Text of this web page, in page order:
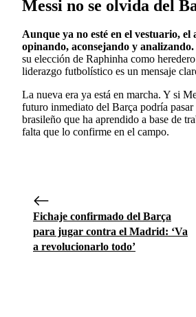
Messi no se olvida del
Aunque ya no esté en el vestuario, el
opinando, aconsejando y analizando.
su elección de Raphinha como
liderazgo futbolístico es un mensaje
La nueva era ya está en marcha. Y si
futuro inmediato del Barça podría pasar
brasileño que ha aprendido a base de
falta que lo confirme en el campo.
Fichaje confirmado del Barça
para jugar contra el Madrid: ‘Va
a revolucionarlo todo’